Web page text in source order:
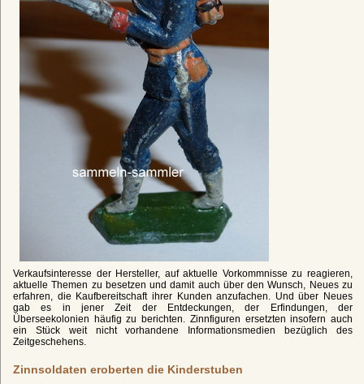
Verkaufsinteresse der Hersteller, auf aktuelle Vorkommnisse zu reagieren,
aktuelle Themen zu besetzen und damit auch über den Wunsch, Neues zu
erfahren, die Kaufbereitschaft ihrer Kunden anzufachen. Und über Neues
gab es in jener Zeit der Entdeckungen, der Erfindungen, der
Überseekolonien häufig zu berichten. Zinnfiguren ersetzten insofern auch
ein Stück weit nicht vorhandene Informationsmedien bezüglich des
Zeitgeschehens.
Zinnsoldaten eroberten die Kinderstuben